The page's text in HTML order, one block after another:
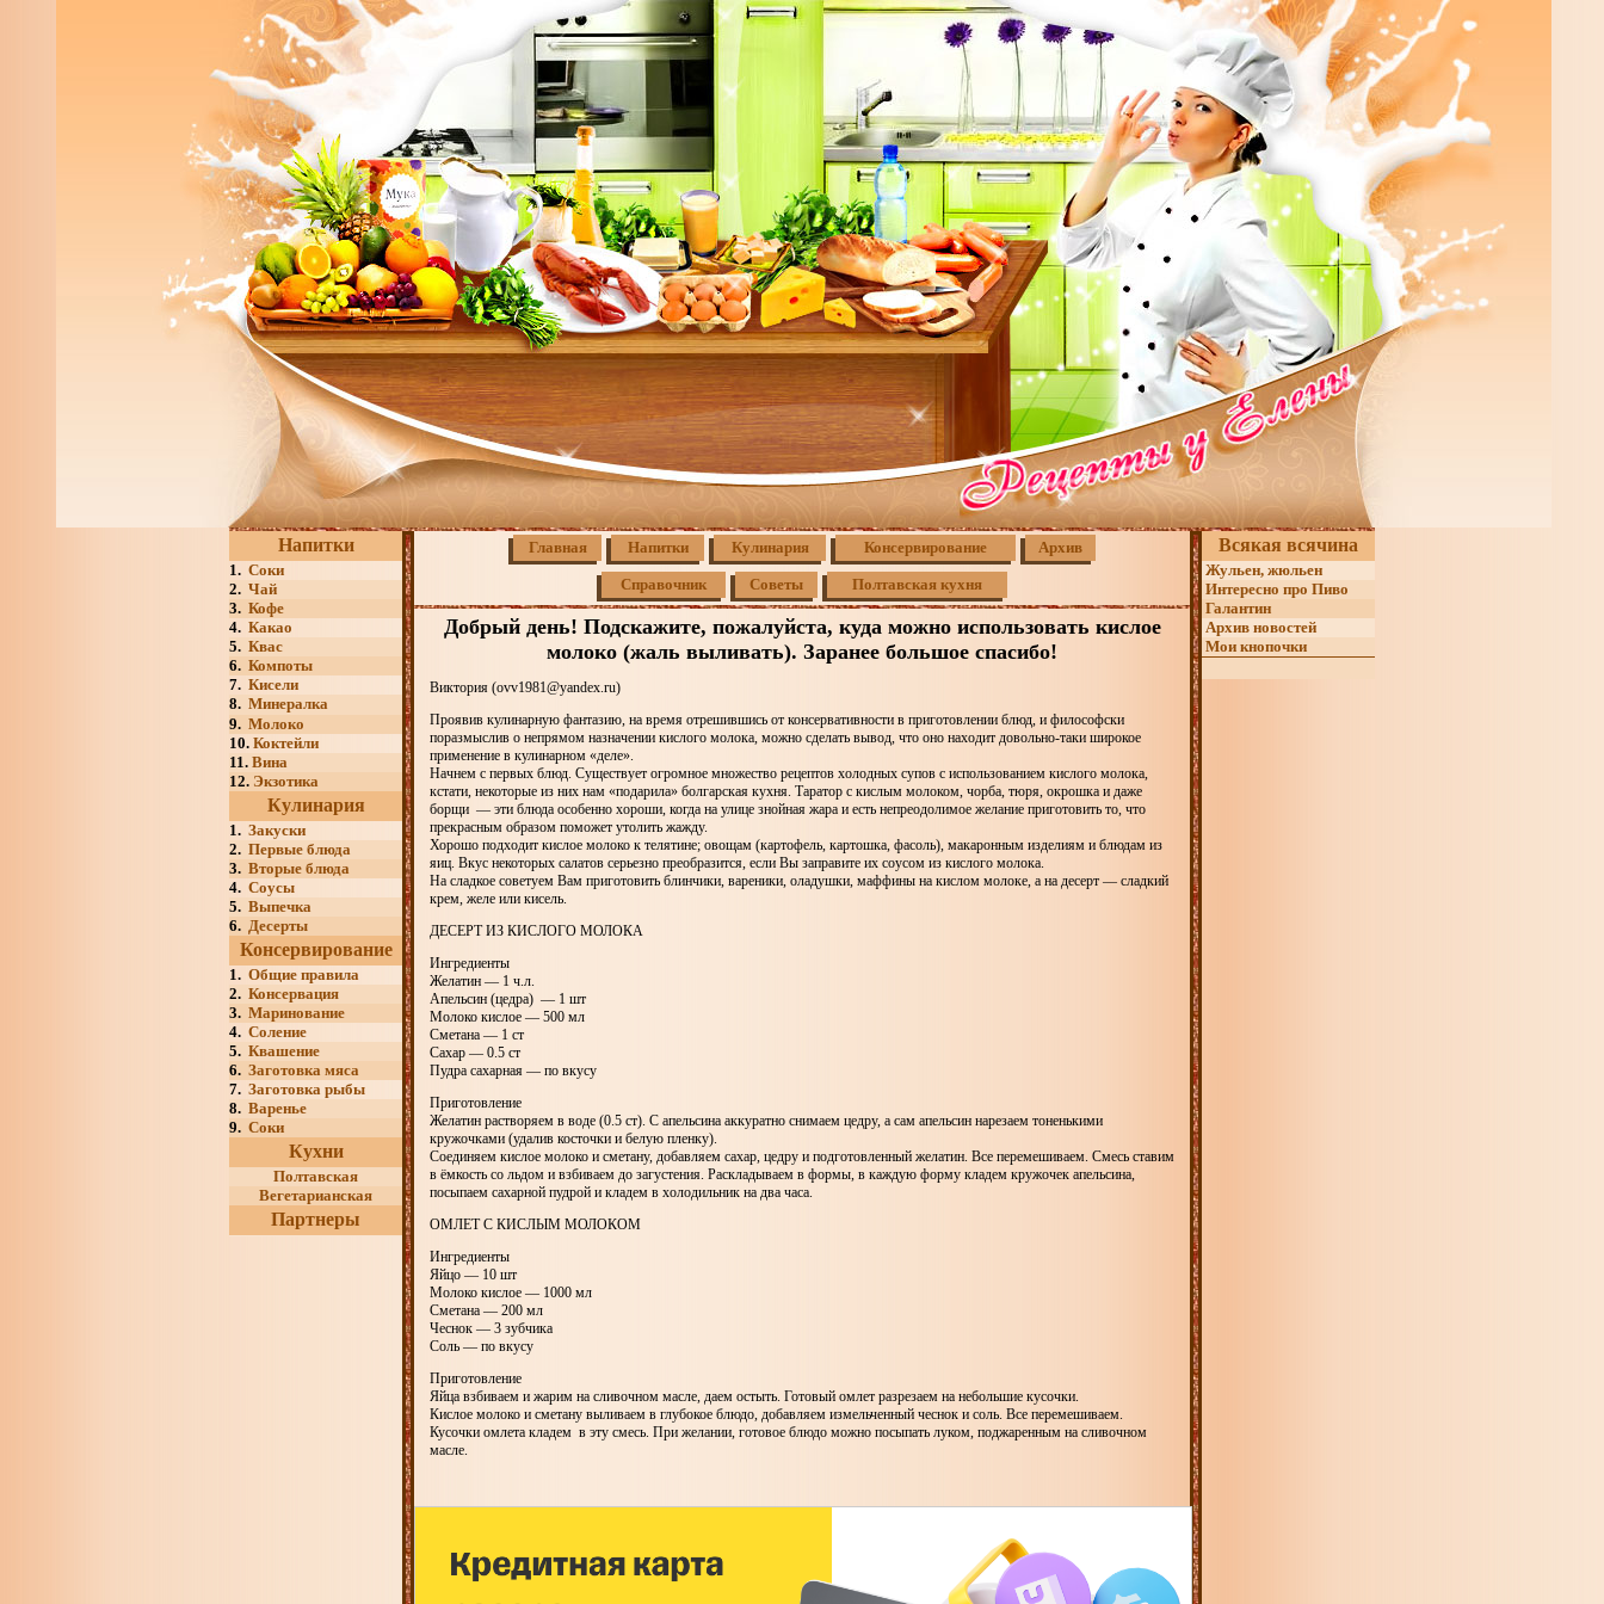
Напитки
1. Соки
2. Чай
3. Кофе
4. Какао
5. Квас
6. Компоты
7. Кисели
8. Минералка
9. Молоко
10. Коктейли
11. Вина
12. Экзотика
Кулинария
1. Закуски
2. Первые блюда
3. Вторые блюда
4. Соусы
5. Выпечка
6. Десерты
Консервирование
1. Общие правила
2. Консервация
3. Маринование
4. Соление
5. Квашение
6. Заготовка мяса
7. Заготовка рыбы
8. Варенье
9. Соки
Кухни
Полтавская
Вегетарианская
Партнеры
Главная Напитки Кулинария Консервирование Архив
Справочник Советы Полтавская кухня
Добрый день! Подскажите, пожалуйста, куда можно использовать кислое
молоко (жаль выливать). Заранее большое спасибо!
Виктория (ovv1981@yandex.ru)
Проявив кулинарную фантазию, на время отрешившись от консервативности в приготовлении блюд, и философски
поразмыслив о непрямом назначении кислого молока, можно сделать вывод, что оно находит довольно-таки широкое
применение в кулинарном «деле».
Начнем с первых блюд. Существует огромное множество рецептов холодных супов с использованием кислого молока,
кстати, некоторые из них нам «подарила» болгарская кухня. Таратор с кислым молоком, чорба, тюря, окрошка и даже
борщи — эти блюда особенно хороши, когда на улице знойная жара и есть непреодолимое желание приготовить то, что
прекрасным образом поможет утолить жажду.
Хорошо подходит кислое молоко к телятине; овощам (картофель, картошка, фасоль), макаронным изделиям и блюдам из
яиц. Вкус некоторых салатов серьезно преобразится, если Вы заправите их соусом из кислого молока.
На сладкое советуем Вам приготовить блинчики, вареники, оладушки, маффины на кислом молоке, а на десерт — сладкий
крем, желе или кисель.
ДЕСЕРТ ИЗ КИСЛОГО МОЛОКА
Ингредиенты
Желатин — 1 ч.л.
Апельсин (цедра) — 1 шт
Молоко кислое — 500 мл
Сметана — 1 ст
Сахар — 0.5 ст
Пудра сахарная — по вкусу
Приготовление
Желатин растворяем в воде (0.5 ст). С апельсина аккуратно снимаем цедру, а сам апельсин нарезаем тоненькими
кружочками (удалив косточки и белую пленку).
Соединяем кислое молоко и сметану, добавляем сахар, цедру и подготовленный желатин. Все перемешиваем. Смесь ставим
в ёмкость со льдом и взбиваем до загустения. Раскладываем в формы, в каждую форму кладем кружочек апельсина,
посыпаем сахарной пудрой и кладем в холодильник на два часа.
ОМЛЕТ С КИСЛЫМ МОЛОКОМ
Ингредиенты
Яйцо — 10 шт
Молоко кислое — 1000 мл
Сметана — 200 мл
Чеснок — 3 зубчика
Соль — по вкусу
Приготовление
Яйца взбиваем и жарим на сливочном масле, даем остыть. Готовый омлет разрезаем на небольшие кусочки.
Кислое молоко и сметану выливаем в глубокое блюдо, добавляем измельченный чеснок и соль. Все перемешиваем.
Кусочки омлета кладем в эту смесь. При желании, готовое блюдо можно посыпать луком, поджаренным на сливочном
масле.
Всякая всячина
Жульен, жюльен
Интересно про Пиво
Галантин
Архив новостей
Мои кнопочки